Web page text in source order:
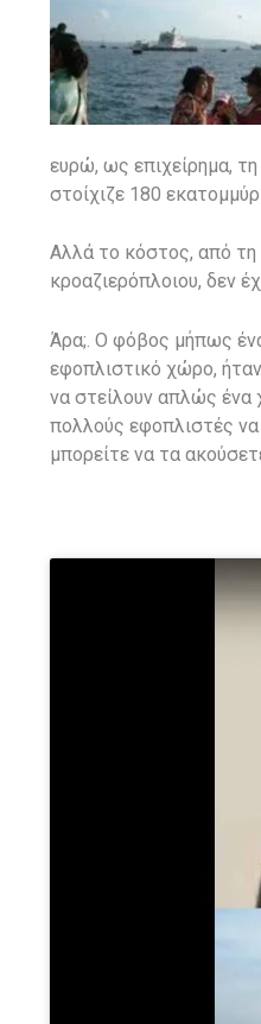
ευρώ, ως επιχείρημα,
στοίχιζε 180
Αλλά το κόστος, από τη
κροαζιερόπλοιου, δεν
Άρα;. Ο φόβος μήπως
εφοπλιστικό χώρο,
να στείλουν απλώς ένα
πολλούς εφοπλιστές να
μπορείτε να τα